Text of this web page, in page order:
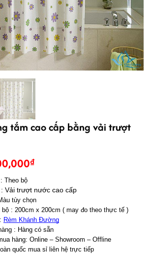
tắm cao cấp bằng vải trượt
₫Giá
tại
là:
800,000₫.
Theo bộ
: Vải trượt nước cao cấp
tùy chọn
: 200cm x 200cm ( may đo theo thực tế )
Rèm Khánh Đường
: Hàng có sẵn
hàng: Online – Showroom – Offline
quốc mua sỉ liên hệ trực tiếp